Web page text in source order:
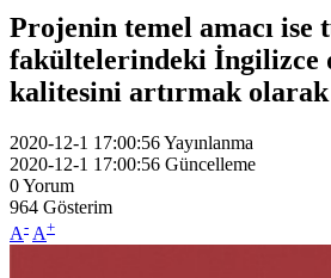
Projenin temel amacı ise
fakültelerindeki İngilizce
kalitesini artırmak
2020-12-1 17:00:56Yayınlanma
2020-12-1 17:00:56 Güncelleme
0Yorum
964 Gösterim
A- A+